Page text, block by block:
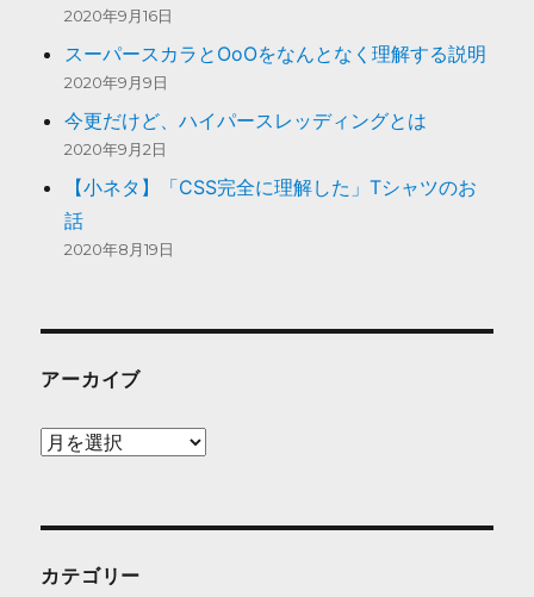
2020年9月16日
スーパースカラとOoOをなんとなく理解する説明
2020年9月9日
今更だけど、ハイパースレッディングとは
2020年9月2日
【小ネタ】「CSS完全に理解した」Tシャツのお
話
2020年8月19日
アーカイブ
ア
ブ
カテゴリー